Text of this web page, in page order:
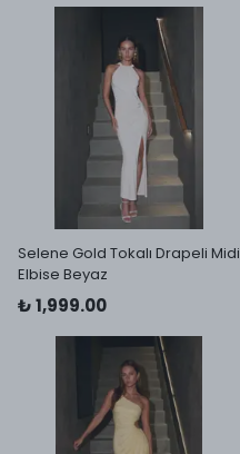
Selene Gold Tokalı Drapeli Midi
Elbise Beyaz
₺ 1,999.00